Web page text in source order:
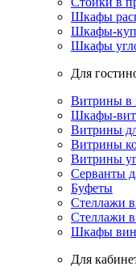
Шкафы
Шкафы-
Шкафы
Для
Витрины в
Шкафы-
Витрины
Витрины
Витрины
Серванты
Буфеты
Стеллажи
Стеллажи
Шкафы
Для